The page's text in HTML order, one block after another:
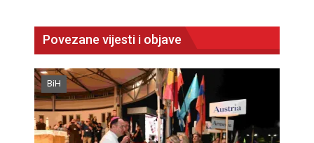
Povezane vijesti i objave
BiH